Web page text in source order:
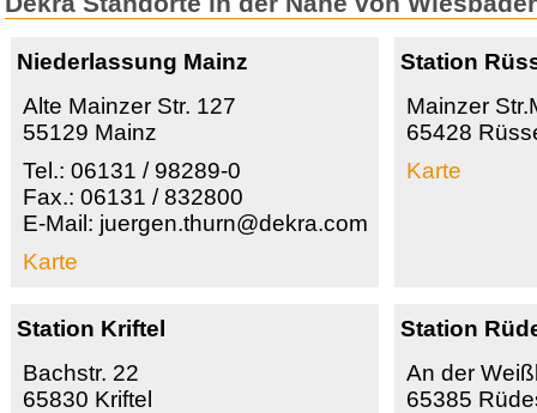
Niederlassung Mainz
Alte Mainzer Str. 127
55129 Mainz
Tel.: 06131 / 98289-0
Fax.: 06131 / 832800
E-Mail: juergen.thurn@dekra.com
Karte
Station
Mainzer
65428
Karte
Station Kriftel
Bachstr. 22
65830 Kriftel
Station
An der
65385